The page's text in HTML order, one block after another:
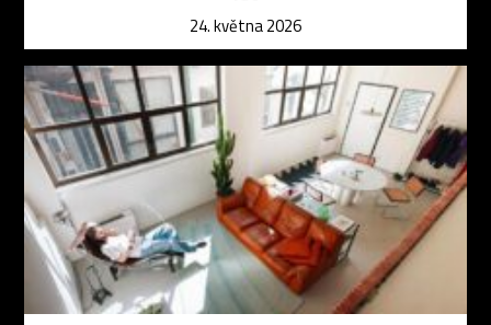
24. května 2026